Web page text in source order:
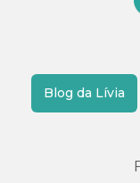
Blog da Lívia